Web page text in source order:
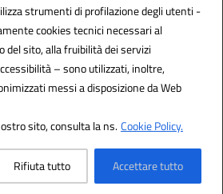
strumenti di profilazione degli utenti -
cookies tecnici necessari al
sito, alla fruibilità dei servizi
– sono utilizzati, inoltre,
messi a disposizione da Web
sito, consulta la ns.Cookie Policy.
Rifiuta tutto Accettare tutto
Amministrazioni (IPA): istsc_czrh04000q
(CUF): UF9M13
by 3D Solution S.r.l.
Design by Designers Italia